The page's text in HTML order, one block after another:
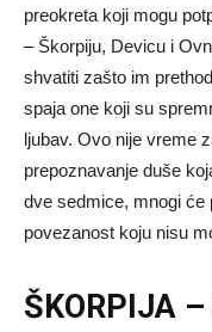
preokreta koji mogu
– Škorpiju, Devicu i
shvatiti zašto im
spaja one koji su
ljubav. Ovo nije vreme
prepoznavanje duše
dve sedmice, mnogi će
povezanost koju nisu
ŠKORPIJA